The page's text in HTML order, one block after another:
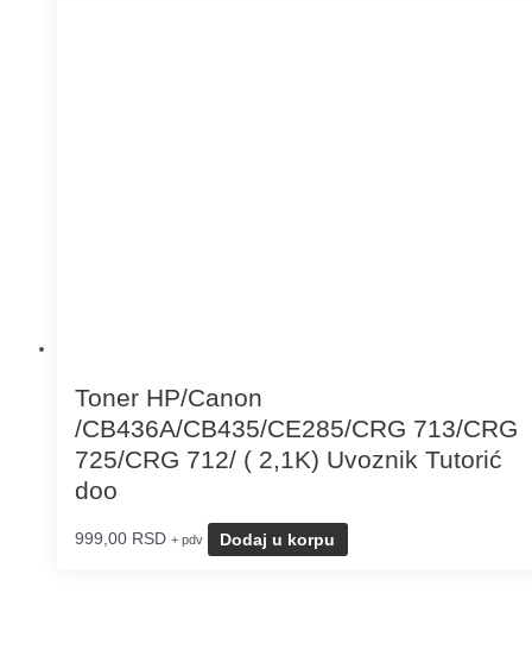
Toner HP/Canon
/CB436A/CB435/CE285/CRG 713/CRG
725/CRG 712/ ( 2,1K) Uvoznik Tutorić
doo
999,00 RSD + pdv Dodaj u korpu